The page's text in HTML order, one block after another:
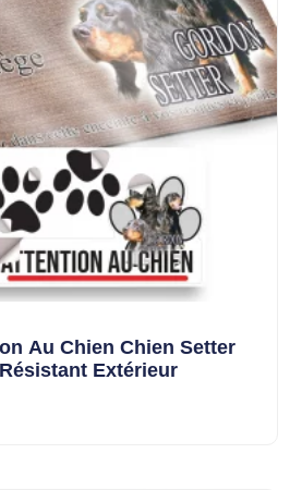
Au Chien Chien Setter
Extérieur